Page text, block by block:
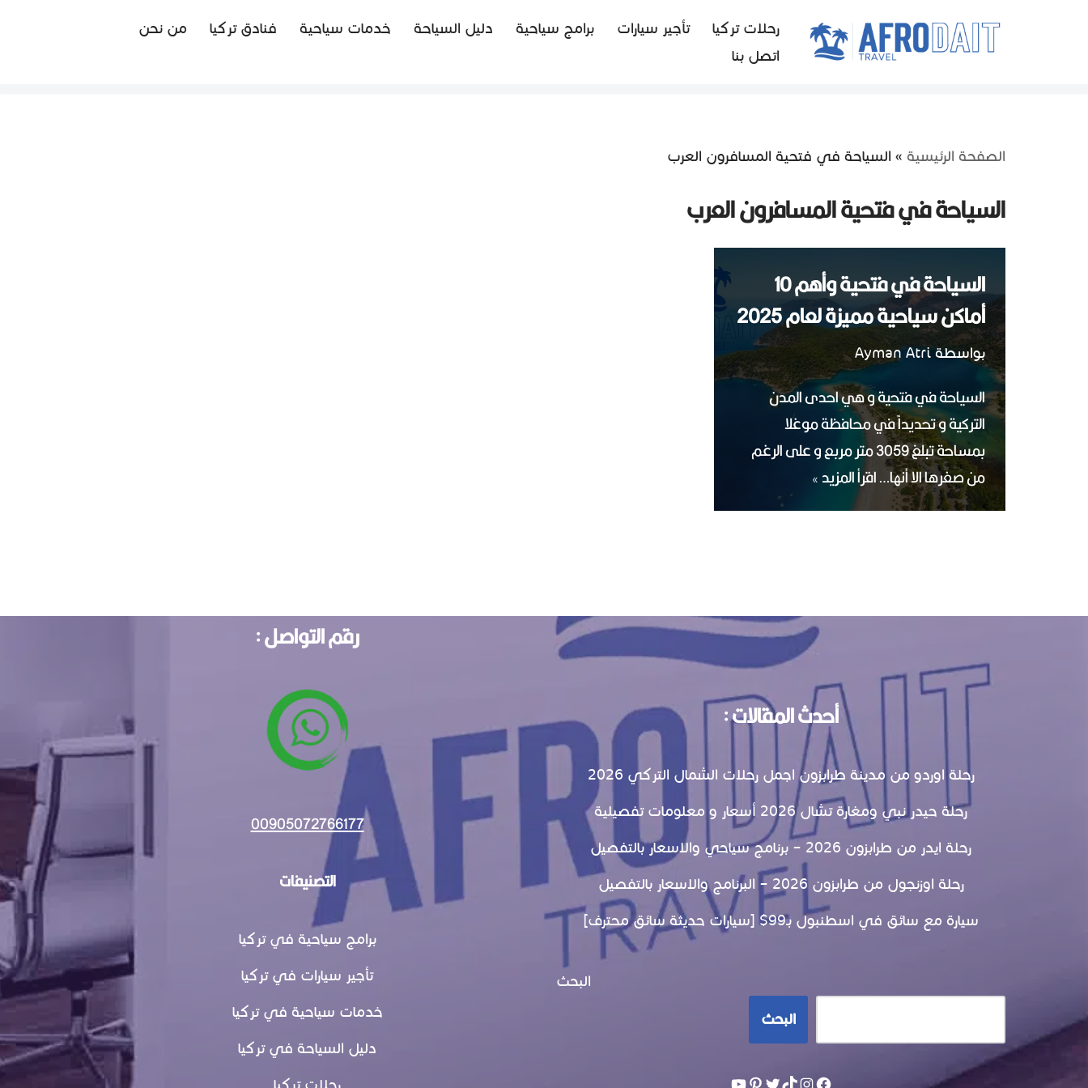
رحلات تركيا تأجير سيارات برامج سياحية دليل السياحة خدمات سياحية فنادق تركيا
من نحن
اتصل بنا
الصفحة الرئيسية » السياحة في فتحية المسافرون العرب
السياحة في فتحية المسافرون العرب
السياحة في فتحية وأهم 10
أماكن سياحية مميزة لعام 2025
بواسطةAyman Atri
السياحة في فتحية و هي احدى المدن
التركية و تحديداً في محافظة موغلا
بمساحة تبلغ 3059 متر مربع و على الرغم
من صغرها الا أنها…اقرأ المزيد »
أحدث المقالات :
رحلة اوردو من مدينة طرابزون اجمل رحلات الشمال التركي 2026
رحلة حيدر نبي ومغارة تشال 2026 أسعار و معلومات تفصيلية
رحلة ايدر من طرابزون 2026 – برنامج سياحي والاسعار بالتفصيل
رحلة اوزنجول من طرابزون 2026 – البرنامج والاسعار بالتفصيل
سيارة مع سائق في اسطنبول بـ99$ [سيارات حديثة سائق محترف]
البحث
البحث
رقم التواصل :
00905072766177
التصنيفات
برامج سياحية في تركيا
تأجير سيارات في تركيا
خدمات سياحية في تركيا
دليل السياحة في تركيا